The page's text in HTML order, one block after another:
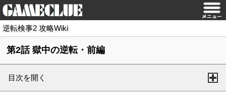
逆転検事2 攻略Wiki
第2話 獄中の逆転・前編
目次を開く